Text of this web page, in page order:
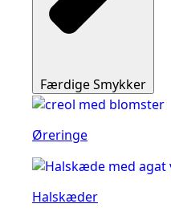
Færdige Smykker
Øreringe
Halskæder